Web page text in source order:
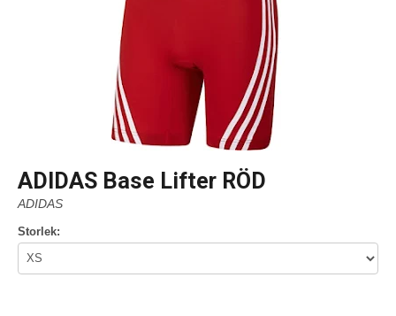
ADIDAS Base Lifter RÖD
ADIDAS
Storlek: